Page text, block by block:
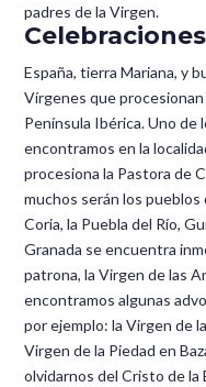
padres de la Virgen.
España, tierra Mariana, y
Vírgenes que
Península Ibérica. Uno de
encontramos en la
procesiona la Pastora de
muchos serán los
Coria, la Puebla del Río,
Granada se encuentra
patrona, la Virgen de las
encontramos algunas
por ejemplo: la Virgen de
Virgen de la Piedad en
olvidarnos del Cristo de la